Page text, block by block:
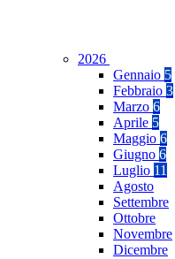
2026
Gennaio 5
Febbraio 3
Marzo 6
Aprile 5
Maggio 6
Giugno 6
Luglio 11
Agosto
Settembre
Ottobre
Novembre
Dicembre